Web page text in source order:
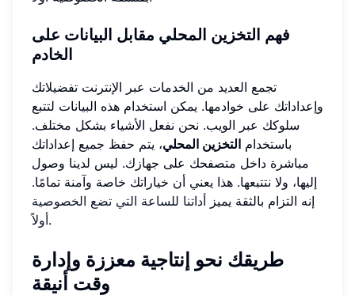
فهم التخزين المحلي مقابل البيانات على
الخادم
تجمع العديد من الخدمات عبر الإنترنت تفضيلاتك
وإعداداتك على خوادمها. يمكن استخدام هذه البيانات لتتبع
سلوكك عبر الويب. نحن نفعل الأشياء بشكل مختلف.
باستخدام التخزين المحلي، يتم حفظ جميع إعداداتك
مباشرة داخل متصفحك على جهازك. ليس لدينا وصول
إليها، ولا نتتبعها. هذا يعني أن خياراتك خاصة وآمنة تمامًا.
إنه التزام بالثقة يميز أداتنا للساعة التي تضع الخصوصية
أولاً.
طريقك نحو إنتاجية معززة وإدارة
وقت أنيقة